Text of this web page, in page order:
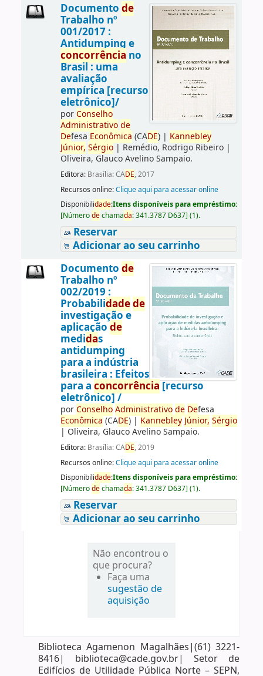
Documento de
Trabalho nº
001/2017 :
Antidumping e
concorrência no
Brasil : uma
avaliação
empírica [recurso
eletrônico]/
porConselho
Administrativo de
Defesa Econômica (CADE)| Kannebley
Júnior, Sérgio| Remédio, Rodrigo Ribeiro|
Oliveira, Glauco Avelino Sampaio.
Editora: Brasília: CADE, 2017
Recursos online:Clique aqui para acessar online
Disponibilidade:Itens disponíveis para empréstimo:
[Númerodechamada:341.3787 D637] (1).
Reservar
Adicionar ao seu carrinho
Documento de
Trabalho nº
002/2019 :
Probabilidadede
investigação e
aplicação de
medidas
antidumping
para a indústria
brasileira : Efeitos
para a concorrência [recurso
eletrônico] /
porConselho Administrativo de Defesa
Econômica (CADE)| Kannebley Júnior, Sérgio
| Oliveira, Glauco Avelino Sampaio.
Editora: Brasília: CADE, 2019
Recursos online:Clique aqui para acessar online
Disponibilidade:Itens disponíveis para empréstimo:
[Númerodechamada:341.3787 D637] (1).
Reservar
Adicionar ao seu carrinho
Não encontrou o
que procura?
Faça uma
sugestão de
aquisição
Biblioteca Agamenon Magalhães|(61) 3221-
8416| biblioteca@cade.gov.br| Setor de
Edifícios de Utilidade Pública Norte – SEPN,